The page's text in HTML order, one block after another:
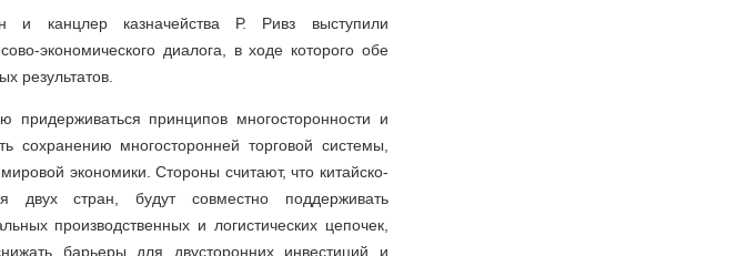
канцлер казначейства Р. Ривз выступили
экономического диалога, в ходе которого обе
результатов.
принципов многосторонности и
сохранению многосторонней торговой системы,
экономики. Стороны считают, что китайско-
двух стран, будут совместно поддерживать
производственных и логистических цепочек,
барьеры для двусторонних инвестиций и